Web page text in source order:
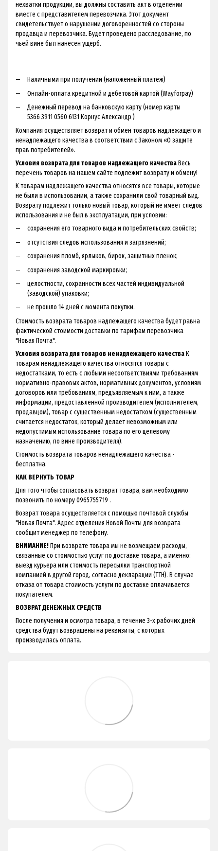
нехватки продукции, вы должны составить акт в отделении
вместе с представителем перевозчика. Этот документ
свидетельствует о нарушении договоренностей со стороны
продавца и перевозчика. Будет проведено расследование, по
чьей вине был нанесен ущерб.
Наличными при получении (наложенный платеж)
Онлайн-оплата кредитной и дебетовой картой (Wayforpay)
Денежный перевод на банковскую карту (номер карты
5366 3911 0560 6131 Корнус Александр )
Компания осуществляет возврат и обмен товаров надлежащего и
ненадлежащего качества в соответствии с Законом «О защите
прав потребителей».
Условия возврата для товаров надлежащего качестваВесь
перечень товаров на нашем сайте подлежит возврату и обмену!
К товарам надлежащего качества относятся все товары, которые
не были в использовании, а также сохранили свой товарный вид.
Возврату подлежит только новый товар, который не имеет следов
использования и не был в эксплуатации, при условии:
сохранения его товарного вида и потребительских свойств;
отсутствия следов использования и загрязнений;
сохранения пломб, ярлыков, бирок, защитных пленок;
сохранения заводской маркировки;
целостности, сохранности всех частей индивидуальной
(заводской) упаковки;
не прошло 14 дней с момента покупки.
Стоимость возврата товаров надлежащего качества будет равна
фактической стоимости доставки по тарифам перевозчика
"Новая Почта".
Условия возврата для товаров ненадлежащего качестваК
товарам ненадлежащего качества относятся товары с
недостатками, то есть с любыми несоответствиями требованиям
нормативно-правовых актов, нормативных документов, условиям
договоров или требованиям, предъявляемым к ним, а также
информации, предоставленной производителем (исполнителем,
продавцом), товар с существенным недостатком (существенным
считается недостаток, который делает невозможным или
недопустимым использование товара по его целевому
назначению, по вине производителя).
Стоимость возврата товаров ненадлежащего качества -
бесплатна.
КАК ВЕРНУТЬ ТОВАР
Для того чтобы согласовать возврат товара, вам необходимо
позвонить по номеру 0965755719 .
Возврат товара осуществляется с помощью почтовой службы
"Новая Почта". Адрес отделения Новой Почты для возврата
сообщит менеджер по телефону.
ВНИМАНИЕ!При возврате товара мы не возмещаем расходы,
связанные со стоимостью услуг по доставке товара, а именно:
выезд курьера или стоимость пересылки транспортной
компанией в другой город, согласно декларации (ТТН). В случае
отказа от товара стоимость услуги по доставке оплачивается
покупателем.
ВОЗВРАТ ДЕНЕЖНЫХ СРЕДСТВ
После получения и осмотра товара, в течение 3-х рабочих дней
средства будут возвращены на реквизиты, с которых
производилась оплата.